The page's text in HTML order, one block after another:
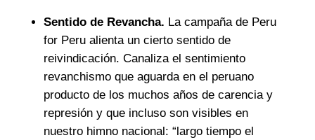
Sentido de Revancha. La campaña de Peru
for Peru alienta un cierto sentido de
reivindicación. Canaliza el sentimiento
revanchismo que aguarda en el peruano
producto de los muchos años de carencia y
represión y que incluso son visibles en
nuestro himno nacional: “largo tiempo el